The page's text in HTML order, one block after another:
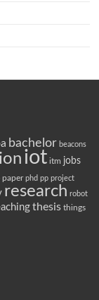
bachelor beacons
iot itm jobs
paper phd pp project
research robot
thesis things